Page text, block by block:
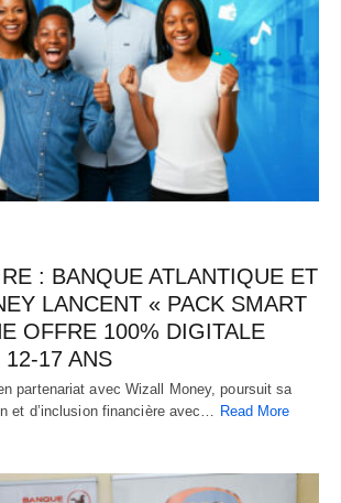
: BANQUE ATLANTIQUE ET
LANCENT « PACK SMART
OFFRE 100% DIGITALE
12-17 ANS
partenariat avec Wizall Money, poursuit sa
et d’inclusion financière avec… Read More